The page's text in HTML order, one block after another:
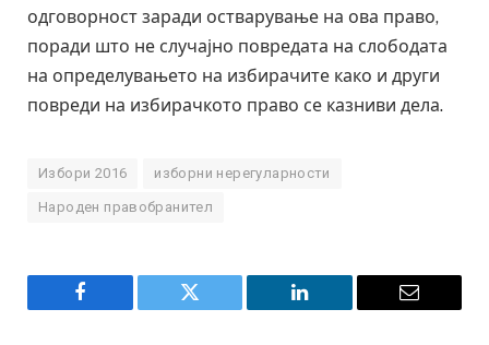
одговорност заради остварување на ова право,
поради што не случајно повредата на слободата
на определувањето на избирачите како и други
повреди на избирачкото право се казниви дела.
Избори 2016 изборни нерегуларности
Народен правобранител
Facebook Twitter LinkedIn Email